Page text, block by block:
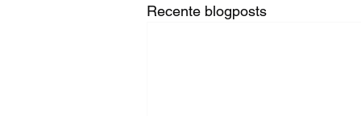
Recente blogposts